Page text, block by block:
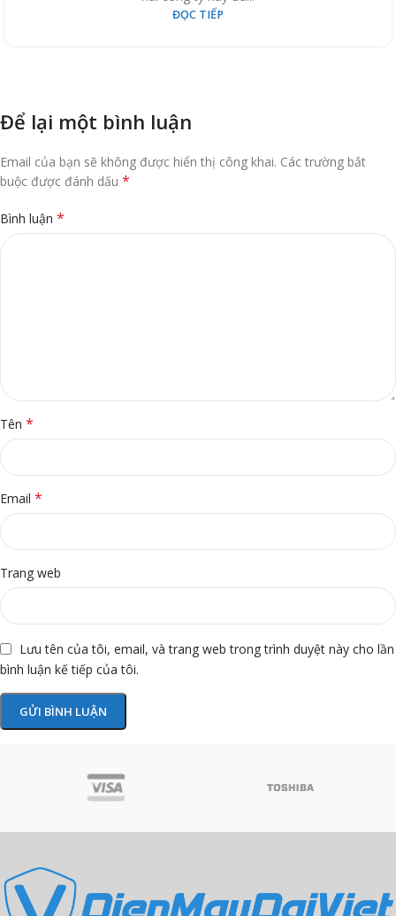
ĐỌC TIẾP
Để lại một bình luận
Email của bạn sẽ không được hiển thị công khai. Các trường bắt
buộc được đánh dấu *
Bình luận *
Tên *
Email *
Trang web
Lưu tên của tôi, email, và trang web trong trình duyệt này cho lần
bình luận kế tiếp của tôi.